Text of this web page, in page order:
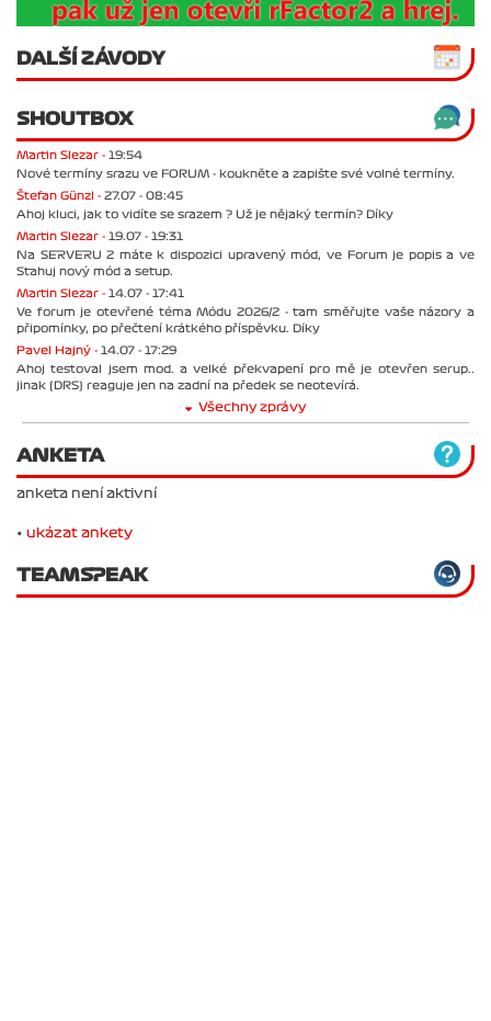
DALŠÍ ZÁVODY
SHOUTBOX
Martin Slezar - 19:54
Nové termíny srazu ve FORUM - koukněte a zapište své volné termíny.
Štefan Günzl - 27.07 - 08:45
Ahoj kluci, jak to vidíte se srazem ? Už je nějaký termín? Díky
Martin Slezar - 19.07 - 19:31
Na SERVERU 2 máte k dispozici upravený mód, ve Forum je popis a ve
Stahuj nový mód a setup.
Martin Slezar - 14.07 - 17:41
Ve forum je otevřené téma Módu 2026/2 - tam směřujte vaše názory a
připomínky, po přečtení krátkého příspěvku. Díky
Pavel Hajný - 14.07 - 17:29
Ahoj testoval jsem mod. a velké překvapení pro mě je otevřen serup..
jinak (DRS) reaguje jen na zadní na předek se neotevírá.
Všechny zprávy
ANKETA
anketa není aktivní
• ukázat ankety
TEAMSPEAK